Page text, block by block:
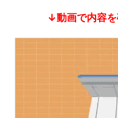
↓動画で内容を